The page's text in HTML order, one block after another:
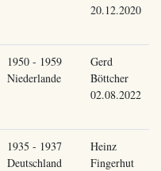
20.12.2020
1950 - 1959
Niederlande
Gerd
Böttcher
02.08.2022
1935 - 1937
Deutschland
Heinz
Fingerhut